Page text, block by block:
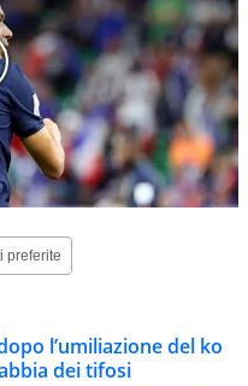
preferite
l’umiliazione del ko
dei tifosi